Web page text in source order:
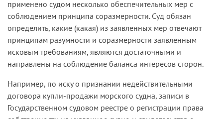
применено судом несколько обеспечи­тельных мер с
соблюдением принципа соразмерности. Суд обязан
определить, какие (какая) из заявленных мер отвечают
принципам разумности и соразмерности заявленным
исковым требованиям, являются достаточными и
направлены на соблюдение баланса ин­тересов сторон.
Например, по иску о признании недействительными
договора купли­-продажи морского судна, записи в
Государственном судовом реестре о регистрации права